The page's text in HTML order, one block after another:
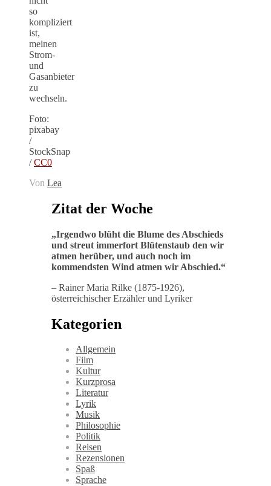
so
kompliziert
ist,
meinen
Strom-
und
Gasanbieter
zu
wechseln.
Foto:
pixabay
/
StockSnap
/CC0
Von Lea
Zitat der Woche
„Irgendwo blüht die Blume des Abschieds
und streut immerfort Blütenstaub den wir
atmen herüber, und auch noch im
kommendsten Wind atmen wir Abschied.“
– Rainer Maria Rilke (1875-1926),
österreichischer Erzähler und Lyriker
Kategorien
Allgemein
Film
Kultur
Kurzprosa
Literatur
Lyrik
Musik
Philosophie
Politik
Reisen
Rezensionen
Spaß
Sprache